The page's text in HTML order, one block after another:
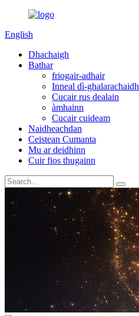
English
Dhachaigh
Bathar
friogair-adhair
Inneal dì-ghalarachaidh
Cucair rus dealain
àmhainn
Cucair cuideam
Naidheachdan
Ceistean Cumanta
Mu ar deidhinn
Cuir fios thugainn